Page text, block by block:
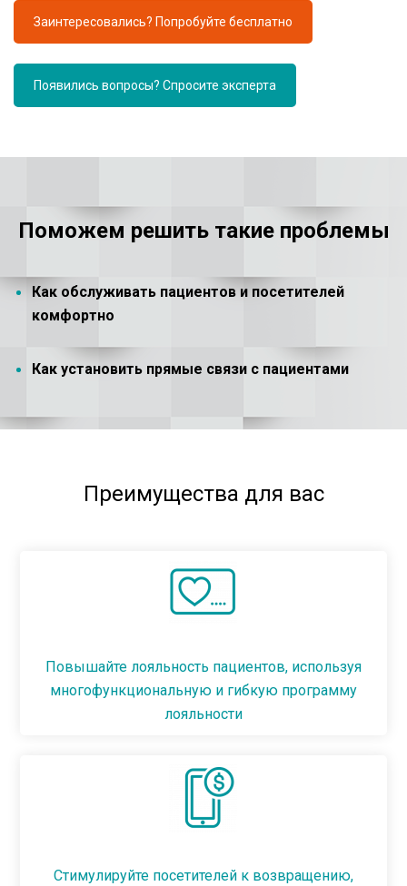
Заинтересовались? Попробуйте бесплатно
Появились вопросы? Спросите эксперта
Поможем решить такие проблемы
Как обслуживать пациентов и посетителей
комфортно
Как установить прямые связи с пациентами
Преимущества для вас
Повышайте лояльность пациентов, используя
многофункциональную и гибкую программу
лояльности
Стимулируйте посетителей к возвращению,